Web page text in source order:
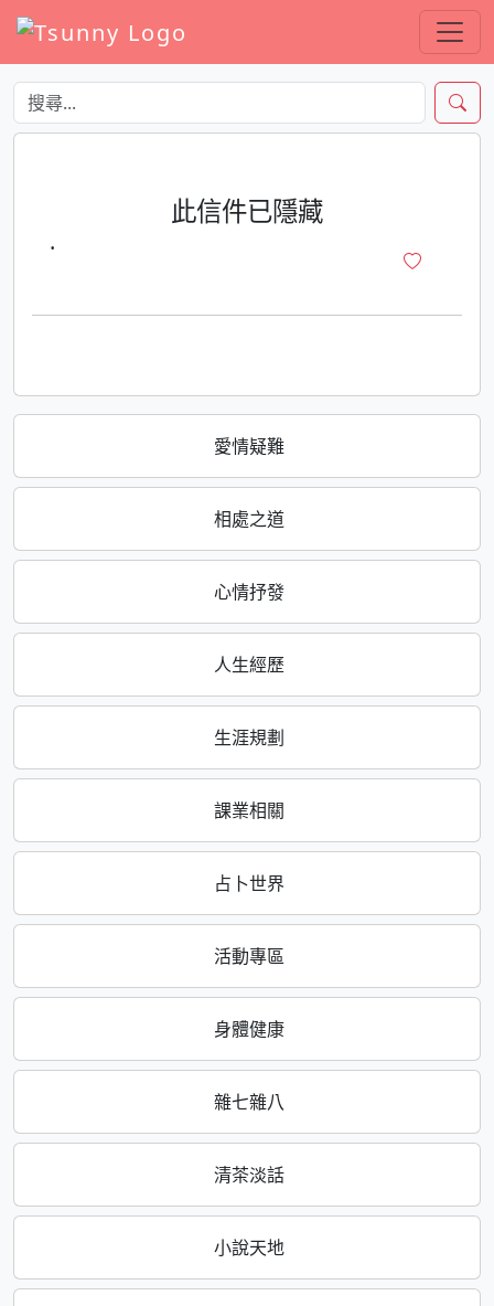
愛情疑難
相處之道
心情抒發
人生經歷
生涯規劃
課業相關
占卜世界
活動專區
身體健康
雜七雜八
清茶淡話
小說天地
此信件已隱藏
·